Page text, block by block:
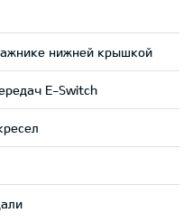
нижней крышкой
E-Switch